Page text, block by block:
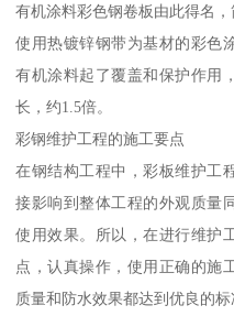
有机涂料彩色钢卷板由此得名，
使用热镀锌钢带为基材的彩色
有机涂料起了覆盖和保护作用
长，约1.5倍。
彩钢维护工程的施工要点
在钢结构工程中，彩板维护工
接影响到整体工程的外观质量
使用效果。所以，在进行维护
点，认真操作，使用正确的施
质量和防水效果都达到优良的标